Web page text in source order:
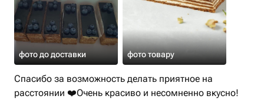
фото до доставки фото товару
Спасибо за возможность делать приятное на
расстоянии ❤️Очень красиво и несомненно вкусно!